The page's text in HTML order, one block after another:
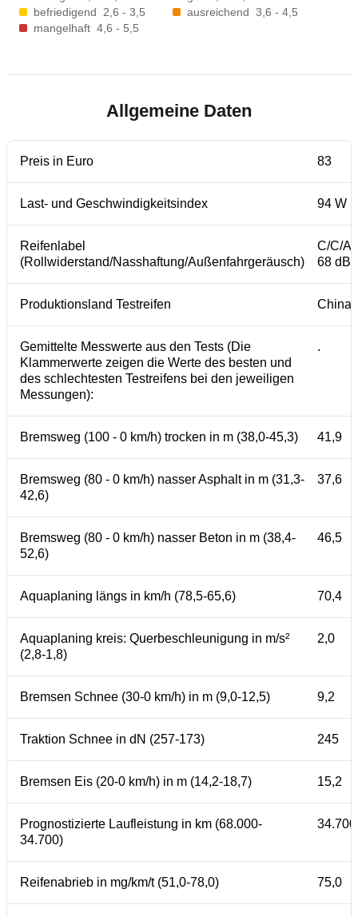
befriedigend
2,6 - 3,5 ausreichend 3,6 - 4,5
mangelhaft 4,6 - 5,5
Allgemeine Daten
Preis in Euro 83
Last- und Geschwindigkeitsindex 94 W
Reifenlabel
(Rollwiderstand/Nasshaftung/Außenfahrgeräusch)
C/C/A
68 dB
Produktionsland Testreifen China
Gemittelte Messwerte aus den Tests (Die
Klammerwerte zeigen die Werte des besten und
des schlechtesten Testreifens bei den jeweiligen
Messungen):
.
Bremsweg (100 - 0 km/h) trocken in m (38,0-45,3) 41,9
Bremsweg (80 - 0 km/h) nasser Asphalt in m (31,3-
42,6)
37,6
Bremsweg (80 - 0 km/h) nasser Beton in m (38,4-
52,6)
46,5
Aquaplaning längs in km/h (78,5-65,6) 70,4
Aquaplaning kreis: Querbeschleunigung in m/s²
(2,8-1,8)
2,0
Bremsen Schnee (30-0 km/h) in m (9,0-12,5) 9,2
Traktion Schnee in dN (257-173) 245
Bremsen Eis (20-0 km/h) in m (14,2-18,7) 15,2
Prognostizierte Laufleistung in km (68.000-
34.700)
34.700
Reifenabrieb in mg/km/t (51,0-78,0) 75,0